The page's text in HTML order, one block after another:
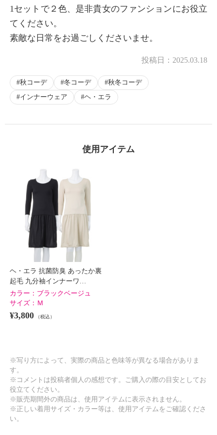
1セットで２色、是非貴女のファンションにお役立
てください。
素敵な日常をお過ごしくださいませ。
投稿日： 2025.03.18
秋コーデ 冬コーデ
秋冬コーデ
インナーウェア
ヘ・エラ
使用アイテム
ヘ・エラ 抗菌防臭 あったか裏
起毛 九分袖インナーワ…
カラー： ブラックベージュ
サイズ： Ｍ
¥3,800 （税込）
※写り方によって、実際の商品と色味等が異なる場合がありま
す。
※コメントは投稿者個人の感想です。ご購入の際の目安としてお
役立てください。
※販売期間外の商品は、使用アイテムに表示されません。
※正しい着用サイズ・カラー等は、使用アイテムをご確認くださ
い。